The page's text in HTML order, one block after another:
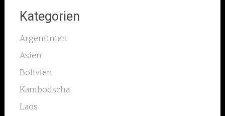
Kategorien
Argentinien
Asien
Bolivien
Kambodscha
Laos